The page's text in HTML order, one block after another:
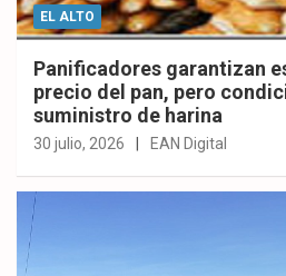
EL ALTO
Panificadores garantizan
precio del pan, pero
suministro de harina
30 julio, 2026 EAN Digital